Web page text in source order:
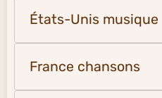
États-Unis musique
France chansons